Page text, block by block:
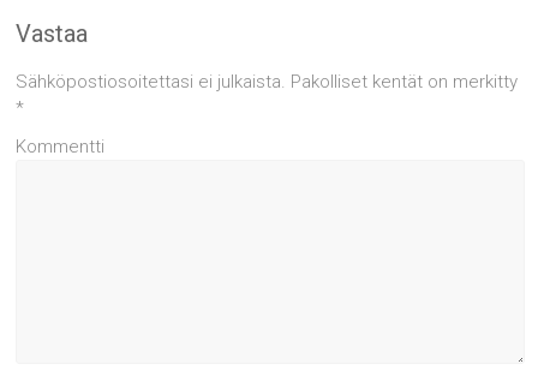
Vastaa
Sähköpostiosoitettasi ei julkaista. Pakolliset kentät on merkitty
*
Kommentti